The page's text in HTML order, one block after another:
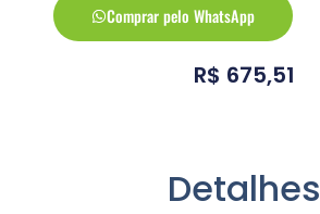
Comprar pelo WhatsApp
R$ 675,51
Detalhes